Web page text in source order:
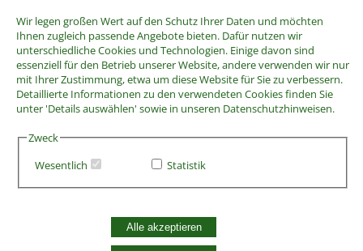
Wir legen großen Wert auf den Schutz Ihrer Daten und möchten
Ihnen zugleich passende Angebote bieten. Dafür nutzen wir
unterschiedliche Cookies und Technologien. Einige davon sind
essenziell für den Betrieb unserer Website, andere verwenden wir nur
mit Ihrer Zustimmung, etwa um diese Website für Sie zu verbessern.
Detaillierte Informationen zu den verwendeten Cookies finden Sie
unter 'Details auswählen' sowie in unseren Datenschutzhinweisen.
Zweck
Wesentlich
Statistik
Alle akzeptieren
AGB
Vertrag widerrufen
Datenschutzerklärung